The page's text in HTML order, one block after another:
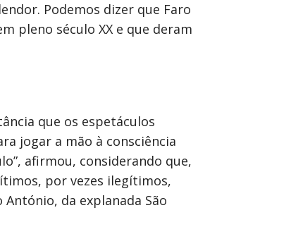
Podemos dizer que Faro
pleno século XX e que deram
que os espetáculos
jogar a mão à consciência
afirmou, considerando que,
por vezes ilegítimos,
da explanada São